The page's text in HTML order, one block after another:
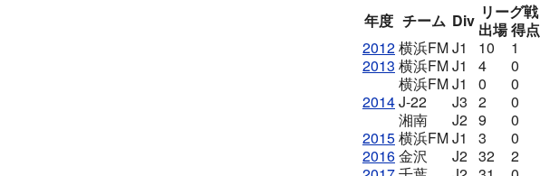
年度 チーム Div リーグ戦
出場得点
2012横浜FMJ1 10 1
2013 横浜FMJ1 4 0
2014
横浜FMJ1 0 0
J-22
J3 2 0
湘南
J2 9 0
2015横浜FMJ1 3 0
2016金沢 J2 32 2